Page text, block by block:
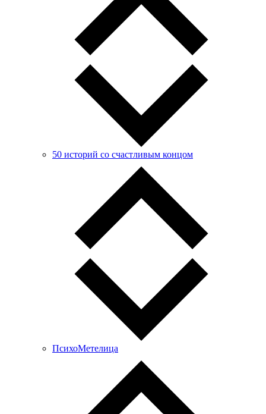
50 историй со счастливым концом
ПсихоМетелица